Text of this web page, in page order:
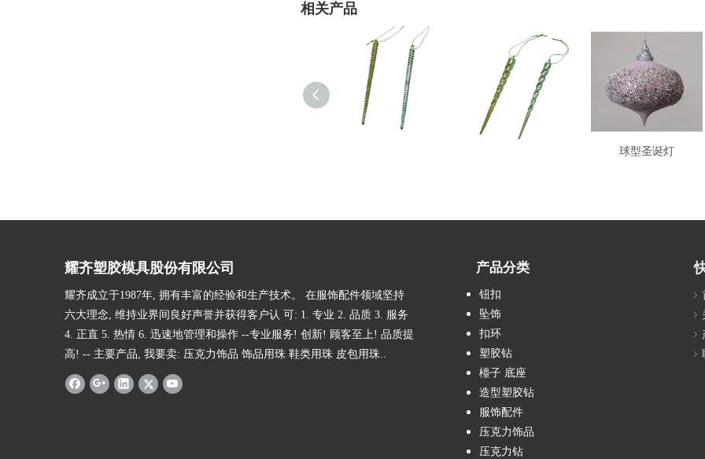
相关产品
球型圣诞灯
耀齐塑胶模具股份有限公司
耀齐成立于1987年, 拥有丰富的经验和生产技术。 在服饰配件领域坚持
六大理念, 维持业界间良好声誉并获得客户认 可: 1. 专业 2. 品质 3. 服务
4. 正直 5. 热情 6. 迅速地管理和操作 --专业服务! 创新! 顾客至上! 品质提
高! -- 主要产品, 我要卖: 压克力饰品 饰品用珠 鞋类用珠 皮包用珠..
产品分类
钮扣
坠饰
扣环
塑胶钻
檯子 底座
造型塑胶钻
服饰配件
压克力饰品
压克力钻